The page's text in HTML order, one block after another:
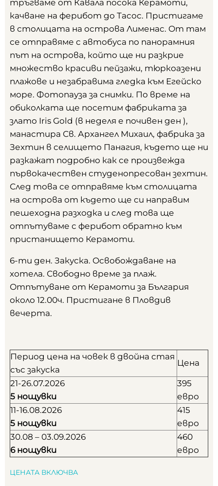
тръгваме от Кавала посока Керамоти,
качване на ферибот до Тасос. Пристигаме
в столицата на острова Лименас. От там
се отправяме с автобуса по панорамния
път на острова, който ще ни разкрие
множество красиви пейзажи, тюркоазени
плажове и незабравима гледка към Егейско
море. Фотопауза за снимки. По време на
обиколката ще посетим фабриката за
злато Iris Gold (в неделя е почивен ден ),
манастира Св. Архангел Михаил, фабрика за
Зехтин в селището Панагия, където ще ни
разкажат подробно как се произвежда
първокачествен студенопресован зехтин.
След това се отправяме към столицата
на острова от където ще си направим
пешеходна разходка и след това ще
отпътуваме с ферибот обратно към
пристанището Керамоти.
6-ти ден. Закуска. Освобождаване на
хотела. Свободно време за плаж.
Отпътуване от Керамоти за България
около 12.00ч. Пристигане в Пловдив
вечерта.
Период цена на човек в двойна стая
със закуска
Цена
21-26.07.2026
5 нощувки
395
евро
11-16.08.2026
5 нощувки
415
евро
30.08 – 03.09.2026
6 нощувки
460
евро
ЦЕНАТА ВКЛЮЧВА